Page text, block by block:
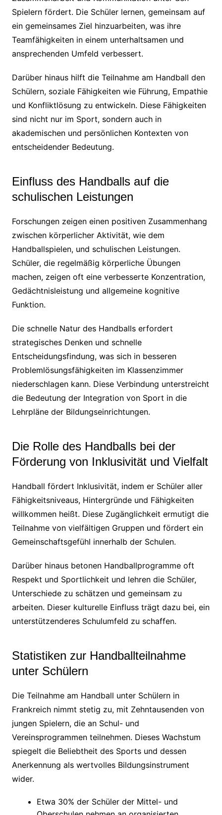
Spielern fördert. Die Schüler lernen, gemeinsam auf
ein gemeinsames Ziel hinzuarbeiten, was ihre
Teamfähigkeiten in einem unterhaltsamen und
ansprechenden Umfeld verbessert.
Darüber hinaus hilft die Teilnahme am Handball den
Schülern, soziale Fähigkeiten wie Führung, Empathie
und Konfliktlösung zu entwickeln. Diese Fähigkeiten
sind nicht nur im Sport, sondern auch in
akademischen und persönlichen Kontexten von
entscheidender Bedeutung.
Einfluss des Handballs auf die
schulischen Leistungen
Forschungen zeigen einen positiven Zusammenhang
zwischen körperlicher Aktivität, wie dem
Handballspielen, und schulischen Leistungen.
Schüler, die regelmäßig körperliche Übungen
machen, zeigen oft eine verbesserte Konzentration,
Gedächtnisleistung und allgemeine kognitive
Funktion.
Die schnelle Natur des Handballs erfordert
strategisches Denken und schnelle
Entscheidungsfindung, was sich in besseren
Problemlösungsfähigkeiten im Klassenzimmer
niederschlagen kann. Diese Verbindung unterstreicht
die Bedeutung der Integration von Sport in die
Lehrpläne der Bildungseinrichtungen.
Die Rolle des Handballs bei der
Förderung von Inklusivität und Vielfalt
Handball fördert Inklusivität, indem er Schüler aller
Fähigkeitsniveaus, Hintergründe und Fähigkeiten
willkommen heißt. Diese Zugänglichkeit ermutigt die
Teilnahme von vielfältigen Gruppen und fördert ein
Gemeinschaftsgefühl innerhalb der Schulen.
Darüber hinaus betonen Handballprogramme oft
Respekt und Sportlichkeit und lehren die Schüler,
Unterschiede zu schätzen und gemeinsam zu
arbeiten. Dieser kulturelle Einfluss trägt dazu bei, ein
unterstützenderes Schulumfeld zu schaffen.
Statistiken zur Handballteilnahme
unter Schülern
Die Teilnahme am Handball unter Schülern in
Frankreich nimmt stetig zu, mit Zehntausenden von
jungen Spielern, die an Schul- und
Vereinsprogrammen teilnehmen. Dieses Wachstum
spiegelt die Beliebtheit des Sports und dessen
Anerkennung als wertvolles Bildungsinstrument
wider.
Etwa 30% der Schüler der Mittel- und